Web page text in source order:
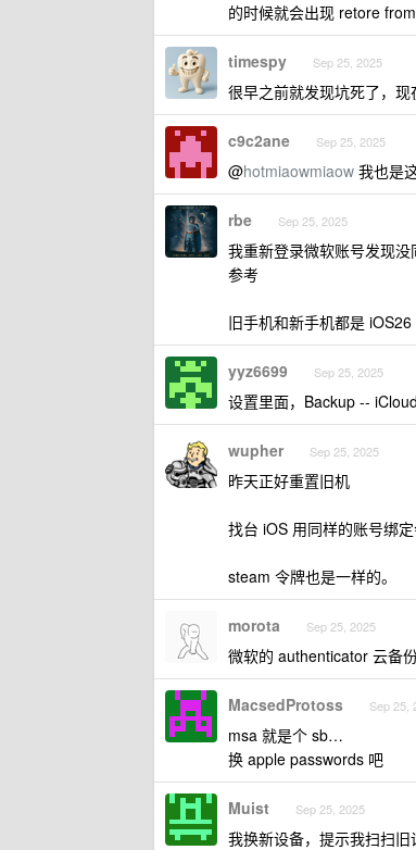
的时候就会出现 retore
timespy Sep 25, 2025
很早之前就发现坑死了，
c9c2ane Sep 25, 2025
@hotmiaowmiaow 我也是
rbe Sep 25, 2025
我重新登录微软账号发现
参考
旧手机和新手机都是 iOS26
yyz6699 Sep 25, 2025
设置里面，Backup --
wupher Sep 25, 2025
昨天正好重置旧机
找台 iOS 用同样的账号绑
steam 令牌也是一样的。
morota Sep 25, 2025
微软的 authenticator 云备
MacsedProtoss Sep 25,
msa 就是个 sb…
换 apple passwords 吧
Muist Sep 25, 2025
我换新设备，提示我扫扫